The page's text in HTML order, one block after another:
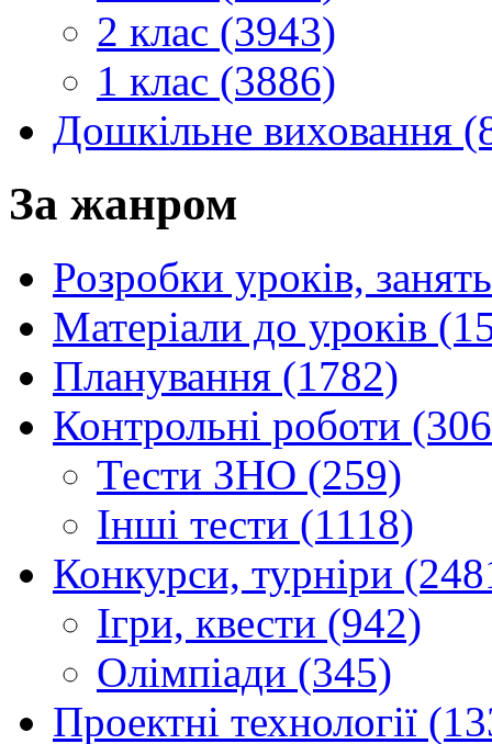
2 клас (3943)
1 клас (3886)
Дошкільне виховання
За жанром
Розробки уроків,
Матеріали до уроків
Планування (1782)
Контрольні роботи
Тести ЗНО (259)
Інші тести (1118)
Конкурси, турніри
Ігри, квести (942)
Олімпіади (345)
Проектні технології